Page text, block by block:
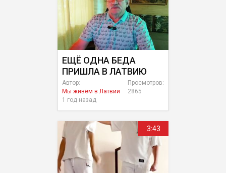
ЕЩЁ ОДНА БЕДА
ПРИШЛА В ЛАТВИЮ
Просмотров:
2865
Автор:
Мы живём в Латвии
1 год назад
3:43